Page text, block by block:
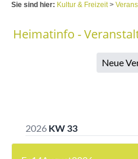
Sie sind hier: Kultur & Freizeit>
Heimatinfo -